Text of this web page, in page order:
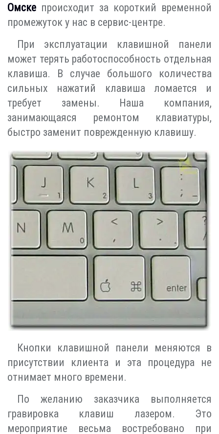
Омске происходит за короткий временной
промежуток у нас в сервис-центре.
При эксплуатации клавишной панели
может терять работоспособность отдельная
клавиша. В случае большого количества
сильных нажатий клавиша ломается и
требует замены. Наша компания,
занимающаяся ремонтом клавиатуры,
быстро заменит поврежденную клавишу.
Кнопки клавишной панели меняются в
присутствии клиента и эта процедура не
отнимает много времени.
По желанию заказчика выполняется
гравировка клавиш лазером. Это
мероприятие весьма востребовано при